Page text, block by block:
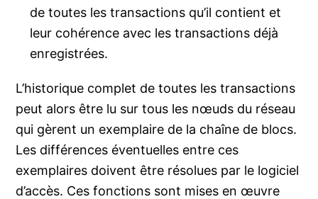
de toutes les transactions qu’il contient et
leur cohérence avec les transactions déjà
enregistrées.
L’historique complet de toutes les transactions
peut alors être lu sur tous les nœuds du réseau
qui gèrent un exemplaire de la chaîne de blocs.
Les différences éventuelles entre ces
exemplaires doivent être résolues par le logiciel
d’accès. Ces fonctions sont mises en œuvre